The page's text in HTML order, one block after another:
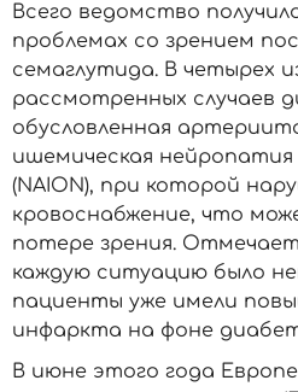
Всего ведомство
проблемах со зрением
семаглутида. В четырех
рассмотренных случаев
обусловленная
ишемическая нейропатия
(NAION), при которой
кровоснабжение, что
потере зрения.
каждую ситуацию было
пациенты уже имели
инфаркта на фоне
В июне этого года